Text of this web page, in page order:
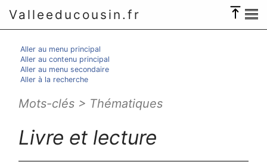
Valleeducousin.fr
Aller au menu principal
Aller au contenu principal
Aller au menu secondaire
Aller à la recherche
Mots-clés > Thématiques
Livre et lecture